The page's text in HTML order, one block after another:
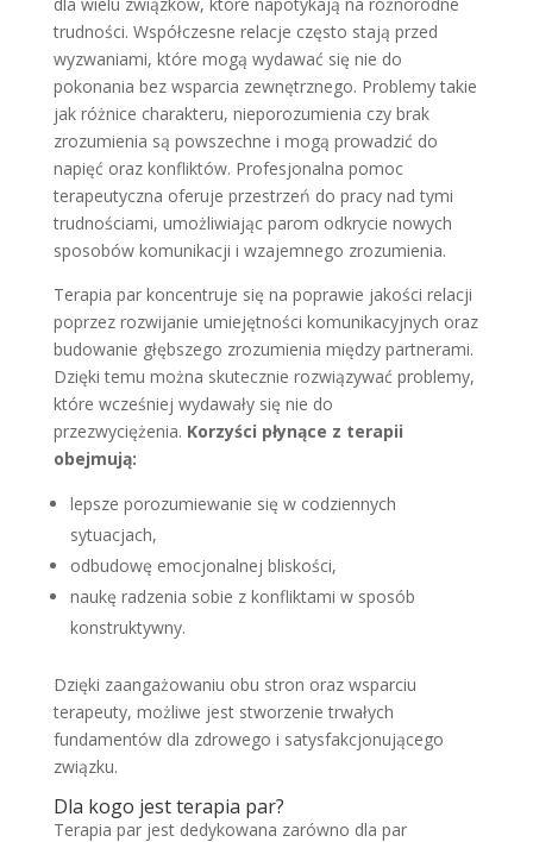
trudności. Współczesne relacje często stają przed
wyzwaniami, które mogą wydawać się nie do
pokonania bez wsparcia zewnętrznego. Problemy takie
jak różnice charakteru, nieporozumienia czy brak
zrozumienia są powszechne i mogą prowadzić do
napięć oraz konfliktów. Profesjonalna pomoc
terapeutyczna oferuje przestrzeń do pracy nad tymi
trudnościami, umożliwiając parom odkrycie nowych
sposobów komunikacji i wzajemnego zrozumienia.
Terapia par koncentruje się na poprawie jakości relacji
poprzez rozwijanie umiejętności komunikacyjnych oraz
budowanie głębszego zrozumienia między partnerami.
Dzięki temu można skutecznie rozwiązywać problemy,
które wcześniej wydawały się nie do
przezwyciężenia. Korzyści płynące z terapii
obejmują:
lepsze porozumiewanie się w codziennych
sytuacjach,
odbudowę emocjonalnej bliskości,
naukę radzenia sobie z konfliktami w sposób
konstruktywny.
Dzięki zaangażowaniu obu stron oraz wsparciu
terapeuty, możliwe jest stworzenie trwałych
fundamentów dla zdrowego i satysfakcjonującego
związku.
Dla kogo jest terapia par?
Terapia par jest dedykowana zarówno dla par